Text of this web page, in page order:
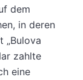
dem
in deren
zahlte
eine